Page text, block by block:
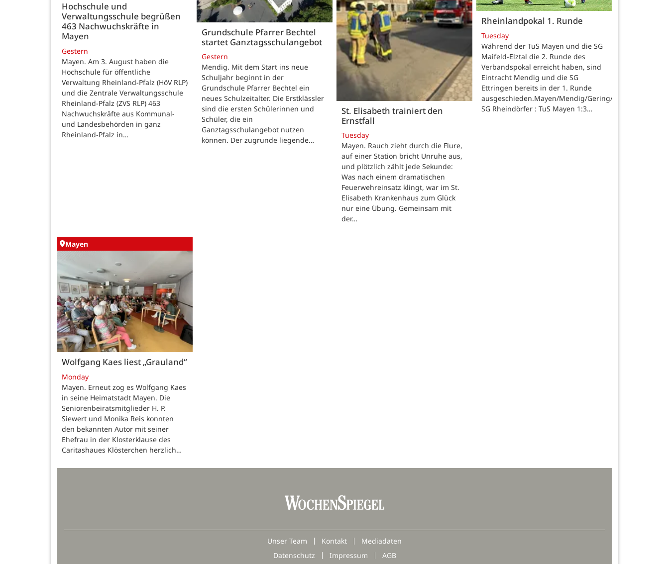
Hochschule und
Verwaltungsschule begrüßen
463 Nachwuchskräfte in
Mayen
Gestern
Mayen. Am 3. August haben die
Hochschule für öffentliche
Verwaltung Rheinland-Pfalz (HöV RLP)
und die Zentrale Verwaltungsschule
Rheinland-Pfalz (ZVS RLP) 463
Nachwuchskräfte aus Kommunal-
und Landesbehörden in ganz
Rheinland-Pfalz in…
Grundschule Pfarrer Bechtel
startet Ganztagsschulangebot
Gestern
Mendig. Mit dem Start ins neue
Schuljahr beginnt in der
Grundschule Pfarrer Bechtel ein
neues Schulzeitalter. Die Erstklässler
sind die ersten Schülerinnen und
Schüler, die ein
Ganztagsschulangebot nutzen
können. Der zugrunde liegende…
St. Elisabeth trainiert den
Ernstfall
Tuesday
Mayen. Rauch zieht durch die Flure,
auf einer Station bricht Unruhe aus,
und plötzlich zählt jede Sekunde:
Was nach einem dramatischen
Feuerwehreinsatz klingt, war im St.
Elisabeth Krankenhaus zum Glück
nur eine Übung. Gemeinsam mit
der…
Rheinlandpokal 1. Runde
Tuesday
Während der TuS Mayen und die SG
Maifeld-Elztal die 2. Runde des
Verbandspokal erreicht haben, sind
Eintracht Mendig und die SG
Ettringen bereits in der 1. Runde
ausgeschieden.Mayen/Mendig/Gering/Ettringen.
SG Rheindörfer : TuS Mayen 1:3…
Mayen
Wolfgang Kaes liest „Grauland“
Monday
Mayen. Erneut zog es Wolfgang Kaes
in seine Heimatstadt Mayen. Die
Seniorenbeiratsmitglieder H. P.
Siewert und Monika Reis konnten
den bekannten Autor mit seiner
Ehefrau in der Klosterklause des
Caritashaues Klösterchen herzlich…
Unser Team Kontakt
Mediadaten
Datenschutz
Impressum AGB